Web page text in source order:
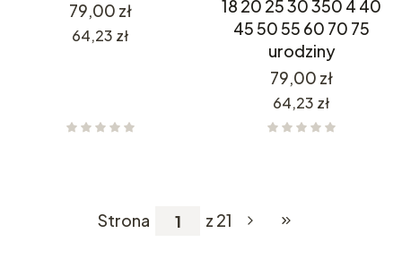
Cena
79,00 zł
Cena
64,23 zł
18 20 25 30 350 4 40
45 50 55 60 70 75
urodziny
Cena
79,00 zł
Cena
64,23 zł
Strona z 21 Przejdź do